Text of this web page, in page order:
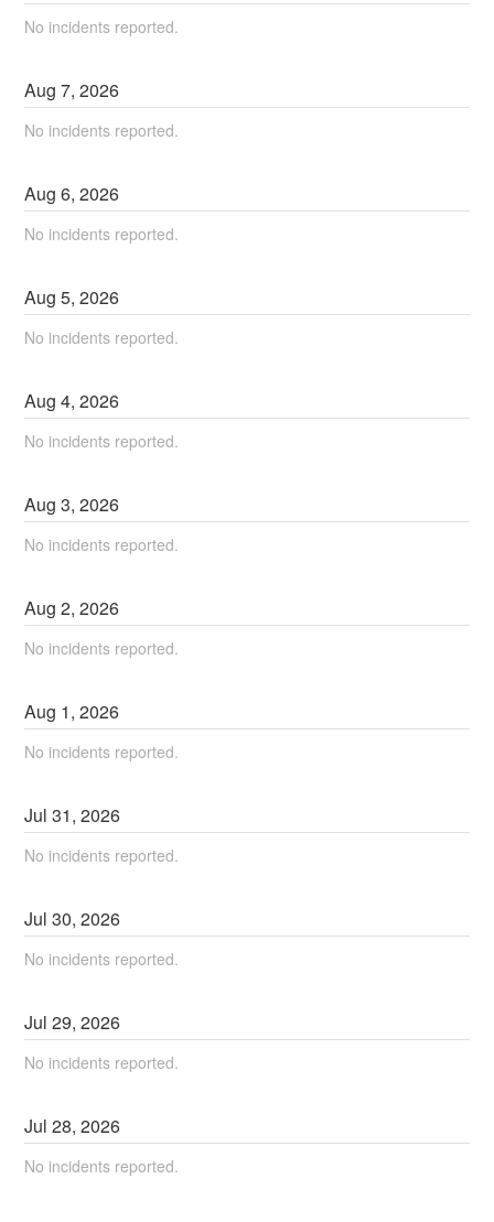
No incidents reported.
Aug7,2026
No incidents reported.
Aug6,2026
No incidents reported.
Aug5,2026
No incidents reported.
Aug4,2026
No incidents reported.
Aug3,2026
No incidents reported.
Aug2,2026
No incidents reported.
Aug 1,2026
No incidents reported.
Jul31,2026
No incidents reported.
Jul30,2026
No incidents reported.
Jul29,2026
No incidents reported.
Jul28,2026
No incidents reported.